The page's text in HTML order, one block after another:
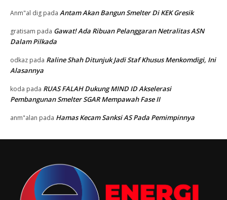
Anm"al dig pada Antam Akan Bangun Smelter Di KEK Gresik
gratisam pada Gawat! Ada Ribuan Pelanggaran Netralitas ASN
Dalam Pilkada
odkaz pada Raline Shah Ditunjuk Jadi Staf Khusus Menkomdigi, Ini
Alasannya
koda pada RUAS FALAH Dukung MIND ID Akselerasi
Pembangunan Smelter SGAR Mempawah Fase II
anm"alan pada Hamas Kecam Sanksi AS Pada Pemimpinnya